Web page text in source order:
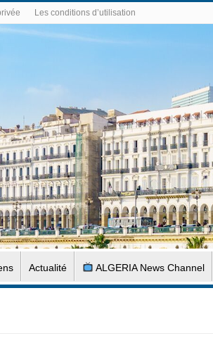
Les conditions d’utilisation
Actualité ALGERIA News Channel